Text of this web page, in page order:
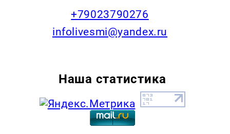
+79023790276
infolivesmi@yandex.ru
Наша статистика